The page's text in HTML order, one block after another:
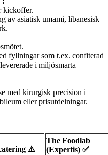
kickoffer.
av asiatisk umami, libanesisk
fyllningar som t.ex. confiterad
i miljösmarta
med kirurgisk precision i
eller prisutdelningar.
⚠️
The Foodlab
(Expertis) ✅